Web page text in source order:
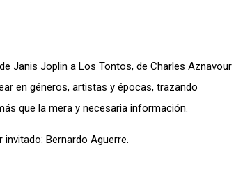
Janis Joplin a Los Tontos, de Charles Aznavour
en géneros, artistas y épocas, trazando
que la mera y necesaria información.
Bernardo Aguerre.